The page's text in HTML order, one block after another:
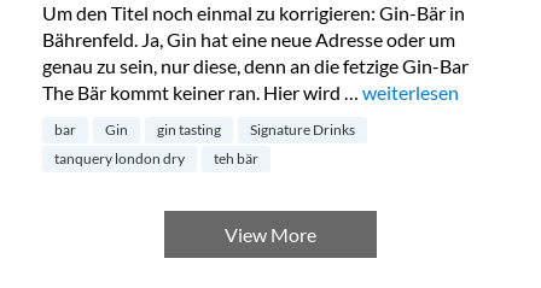
Um den Titel noch einmal zu korrigieren: Gin-Bär in
Bährenfeld. Ja, Gin hat eine neue Adresse oder um
genau zu sein, nur diese, denn an die fetzige Gin-Bar
The Bär kommt keiner ran. Hier wird … „The Bär: Gin-Bar in
weiterlesen
bar Gin gin tasting
Signature Drinks
tanquery london dry
teh bär
View More